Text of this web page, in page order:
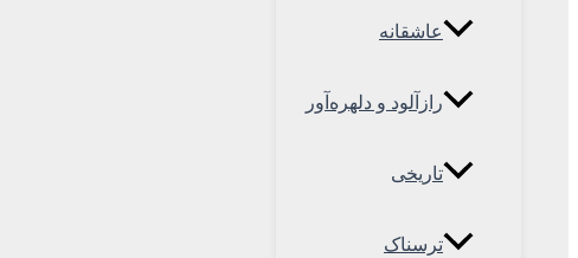
عاشقانه
رازآلود و دلهره‌آور
تاریخی
ترسناک